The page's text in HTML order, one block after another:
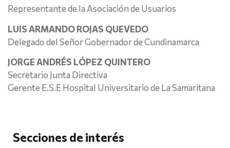
Representante de la Asociación de Usuarios
LUIS ARMANDO ROJAS QUEVEDO
Delegado del Señor Gobernador de Cundinamarca
JORGE ANDRÉS LÓPEZ QUINTERO
Secretario Junta Directiva
Gerente E.S.E Hospital Universitario de La Samaritana
Secciones de interés